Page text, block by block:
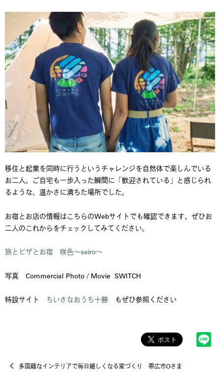
移住と起業を同時に行うというチャレンジを自然体で楽しんでいる
お二人。ご自宅も一歩入った瞬間に「歓迎されている」と感じられ
るような、温かさに満ちた場所でした。
お宿とお店の情報はこちらのWebサイトでも確認できます。ぜひお
二人のこれからをチェックしてみてください。
旅とピザとお宿 咲色～sairo～
写真 Commercial Photo / Movie SWITCH
特設サイト ちいさなおうち十勝 もぜひ参照ください
多国籍なインテリアで毎日嬉しくなる家づくり 帯広市Oさま